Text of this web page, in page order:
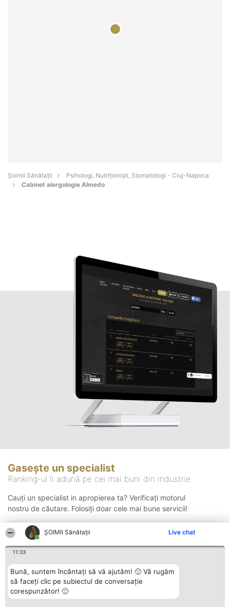
ŞOIMII Sănătații Live chat
11:33
Bună, suntem încântați să vă ajutăm! 🙂 Vă rugăm
să faceți clic pe subiectul de conversație
corespunzător! 🙂
Şoimii Sănătații
Psihologi, Nutriționiști, Stomatologi - Cluj-Napoca
Cabinet alergologie Almedo
Gasește un specialist
Ranking-ul îi adună pe cei mai buni din industrie
Cauți un specialist in apropierea ta? Verificați motorul
nostru de căutare. Folosiți doar cele mai bune servicii!